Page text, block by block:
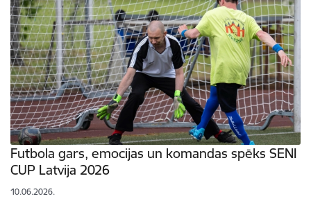
Futbola gars, emocijas un komandas spēks SENI
CUP Latvija 2026
10.06.2026.